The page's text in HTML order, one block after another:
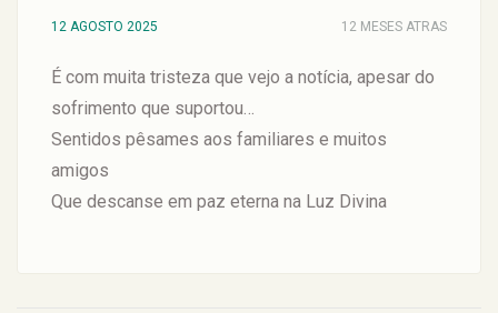
12 AGOSTO 2025 12 MESES ATRAS
É com muita tristeza que vejo a notícia, apesar do
sofrimento que suportou…
Sentidos pêsames aos familiares e muitos
amigos
Que descanse em paz eterna na Luz Divina